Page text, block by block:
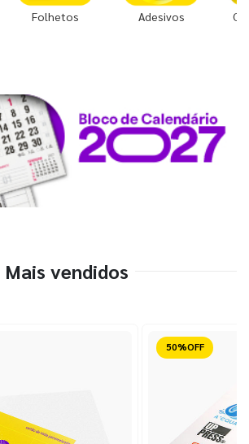
Folhetos Adesivos
Mais vendidos
Reduzido